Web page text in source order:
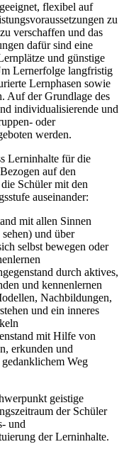
flexibel auf
zu
verschaffen und das
dafür sind eine
und günstige
Lernerfolge langfristig
Lernphasen sowie
Auf der Grundlage des
individualisierende und
oder
werden.
Lerninhalte für die
auf den
Schüler mit den
auseinander:
mit allen Sinnen
und über
selbst bewegen oder
durch aktives,
und kennenlernen
Nachbildungen,
und ein inneres
mit Hilfe von
erkunden und
Weg
geistige
der Schüler
und
der Lerninhalte.